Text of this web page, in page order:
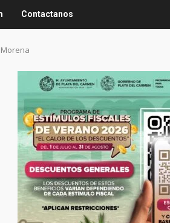
Contactanos